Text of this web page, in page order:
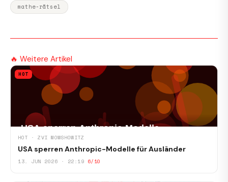
mathe-rätsel
🔥 Weitere Artikel
HOT
HOT · ZVI MOWSHOWITZ
USA sperren Anthropic-Modelle für Ausländer
13. JUN 2026 · 22:19 6/10